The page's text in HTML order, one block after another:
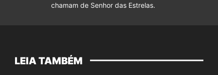
chamam de Senhor das Estrelas.
LEIA TAMBÉM